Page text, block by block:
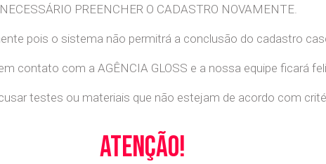
PREENCHER O CADASTRO NOVAMENTE.
pois o sistema não permitrá a conclusão do cadastro
contato com a AGÊNCIA GLOSS e a nossa equipe ficará
testes ou materiais que não estejam de acordo com
Atenção!